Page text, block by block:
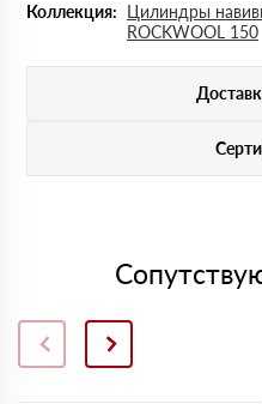
Коллекция: Цилиндры
ROCKWOOL 150